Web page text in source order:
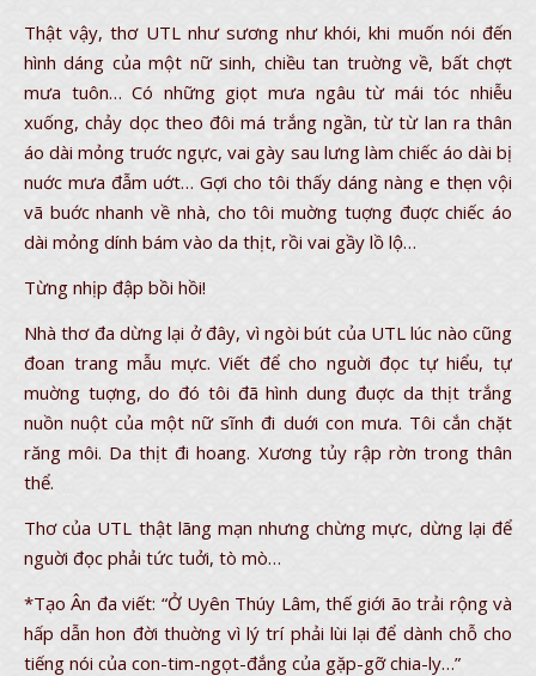
Thật vậy, thơ UTL như sương như khói, khi muốn nói đến
hình dáng của một nữ sinh, chiều tan truờng về, bất chợt
mưa tuôn… Có những giọt mưa ngâu từ mái tóc nhiễu
xuống, chảy dọc theo đôi má trắng ngần, từ từ lan ra thân
áo dài mỏng truớc ngực, vai gày sau lưng làm chiếc áo dài bị
nuớc mưa đẫm uớt… Gợi cho tôi thấy dáng nàng e thẹn vội
vã buớc nhanh về nhà, cho tôi muờng tuợng đuợc chiếc áo
dài mỏng dính bám vào da thịt, rồi vai gầy lồ lộ…
Từng nhịp đập bồi hồi!
Nhà thơ đa dừng lại ở đây, vì ngòi bút của UTL lúc nào cũng
đoan trang mẫu mực. Viết để cho nguời đọc tự hiểu, tự
muờng tuợng, do đó tôi đã hình dung đuợc da thịt trắng
nuồn nuột của một nữ sĩnh đi duới con mưa. Tôi cắn chặt
răng môi. Da thịt đi hoang. Xương tủy rập rờn trong thân
thể.
Thơ của UTL thật lãng mạn nhưng chừng mực, dừng lại để
nguời đọc phải tức tuởi, tò mò…
*Tạo Ân đa viết: “Ở Uyên Thúy Lâm, thế giới ão trải rộng và
hấp dẫn hon đời thuờng vì lý trí phải lùi lại để dành chỗ cho
tiếng nói của con-tim-ngọt-đắng của gặp-gỡ chia-ly…”